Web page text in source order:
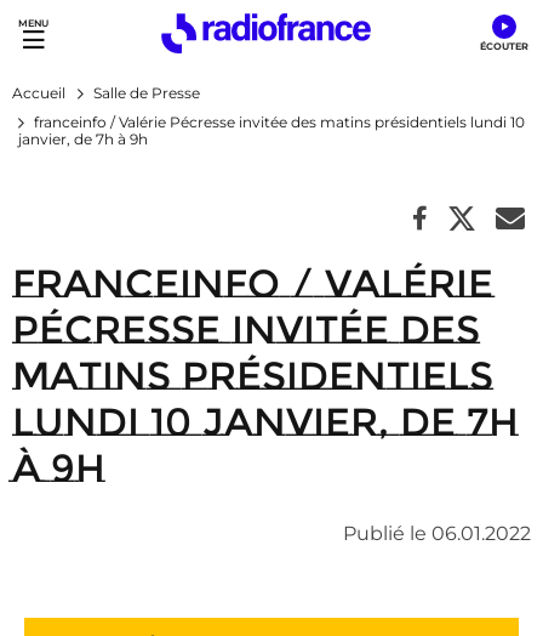
Accès direct :
Menu principal
Contenu
Accueil
Salle de Presse
franceinfo / Valérie Pécresse invitée des matins présidentiels lundi 10
janvier, de 7h à 9h
franceinfo / Valérie
Pécresse invitée des
matins présidentiels
lundi 10 janvier, de 7h
à 9h
Publié le 06.01.2022